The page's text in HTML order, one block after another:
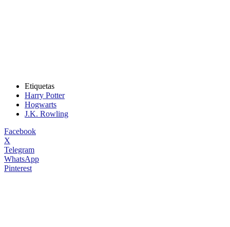
Etiquetas
Harry Potter
Hogwarts
J.K. Rowling
Facebook
X
Telegram
WhatsApp
Pinterest